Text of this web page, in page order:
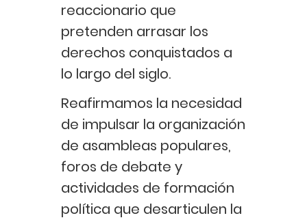
reaccionario que
pretenden arrasar los
derechos conquistados a
lo largo del siglo.
Reafirmamos la necesidad
de impulsar la organización
de asambleas populares,
foros de debate y
actividades de formación
política que desarticulen la